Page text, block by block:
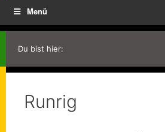
Menü
Du bist hier:
Runrig